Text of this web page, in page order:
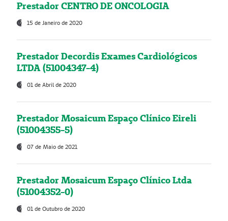
Prestador CENTRO DE ONCOLOGIA
15 de Janeiro de 2020
Prestador Decordis Exames Cardiológicos
LTDA (51004347-4)
01 de Abril de 2020
Prestador Mosaicum Espaço Clínico Eireli
(51004355-5)
07 de Maio de 2021
Prestador Mosaicum Espaço Clínico Ltda
(51004352-0)
01 de Outubro de 2020